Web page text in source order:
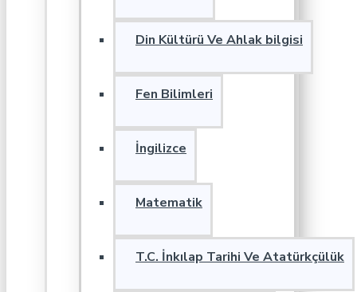
Din Kültürü Ve Ahlak bilgisi
Fen Bilimleri
İngilizce
Matematik
T.C. İnkılap Tarihi Ve Atatürkçülük